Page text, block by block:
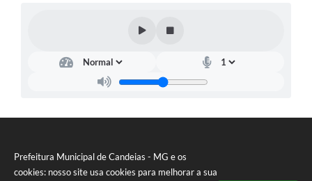
Prefeitura Municipal de Candeias - MG e os
cookies: nosso site usa cookies para melhorar a sua